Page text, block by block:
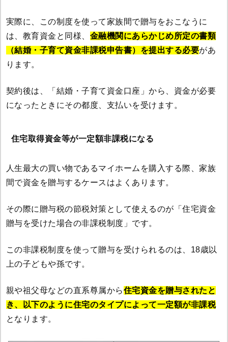
実際に、この制度を使って家族間で贈与をおこなうに
は、教育資金と同様、 金融機関にあらかじめ所定の書類
（結婚・子育て資金非課税申告書）を提出する必要があ
ります。
契約後は、「結婚・子育て資金口座」から、資金が必要
になったときにその都度、支払いを受けます。
住宅取得資金等が一定額非課税になる
人生最大の買い物であるマイホームを購入する際、家族
間で資金を贈与するケースはよくあります。
その際に贈与税の節税対策として使えるのが「住宅資金
贈与を受けた場合の非課税制度」です。
この非課税制度を使って贈与を受けられるのは、18歳以
上の子どもや孫です。
親や祖父母などの直系尊属から住宅資金を贈与されたと
き、以下のように住宅のタイプによって一定額が非課税
となります。